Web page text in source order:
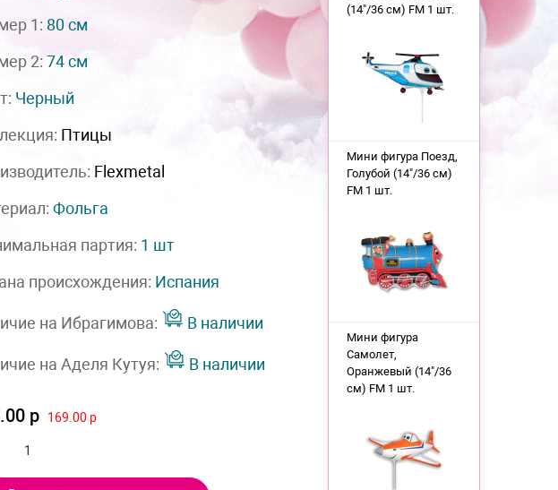
1: 80 см
2: 74 см
Черный
Птицы
Flexmetal
Фольга
партия: 1 шт
происхождения: Испания
на Ибрагимова: В наличии
на Аделя Кутуя: В наличии
р 169.00 р
(14"/36 см) FM 1 шт.
Мини фигура Поезд,
Голубой (14"/36 см)
FM 1 шт.
Мини фигура
Самолет,
Оранжевый (14"/36
см) FM 1 шт.